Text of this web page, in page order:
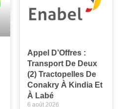
Appel D’Offres :
Transport De Deux
(2) Tractopelles De
Conakry À Kindia Et
À Labé
6 août 2026